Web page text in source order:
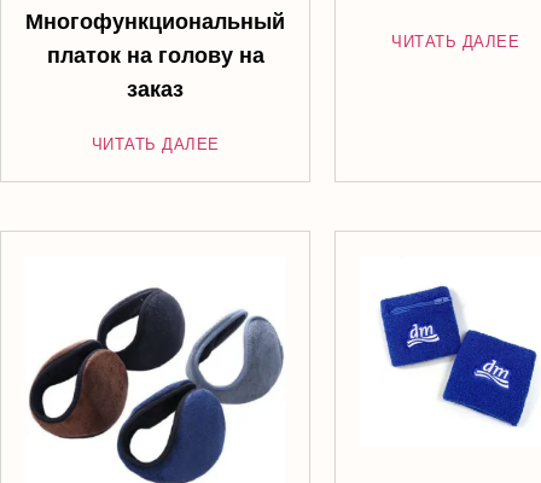
Многофункциональный
платок на голову на
заказ
ЧИТАТЬ ДАЛЕЕ
ЧИТАТЬ ДАЛЕЕ